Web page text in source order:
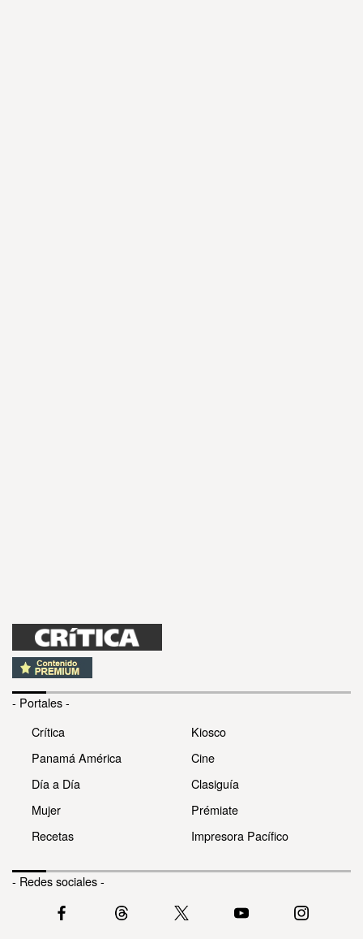
- Portales -
Crítica
Panamá América
Día a Día
Mujer
Recetas
Kiosco
Cine
Clasiguía
Prémiate
Impresora Pacífico
- Redes sociales -